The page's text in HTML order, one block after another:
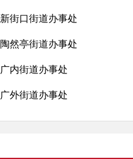
新街口街道办事处
陶然亭街道办事处
广内街道办事处
广外街道办事处